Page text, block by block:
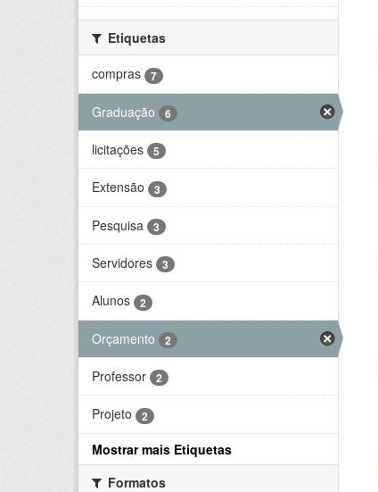
Etiquetas
compras
7
Graduação 6
licitações 5
Extensão 3
Pesquisa 3
Servidores 3
Alunos 2
Orçamento 2
Professor 2
Projeto 2
Mostrar mais Etiquetas
Formatos